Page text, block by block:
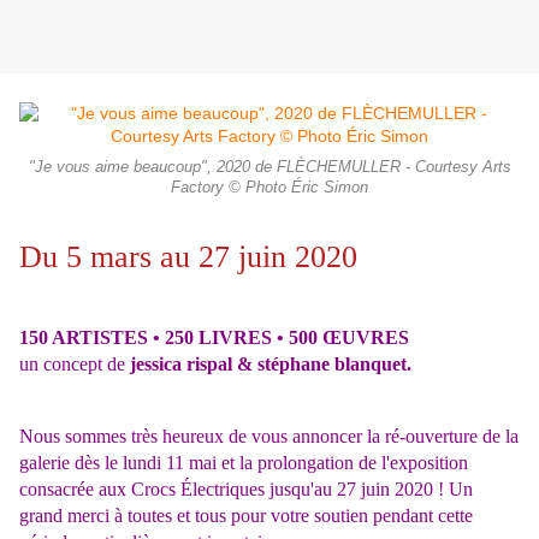
"Je vous aime beaucoup", 2020 de FLÈCHEMULLER - Courtesy Arts
Factory © Photo Éric Simon
Du 5 mars au 27 juin 2020
150 ARTISTES • 250 LIVRES • 500 ŒUVRES
un concept de jessica rispal & stéphane blanquet.
Nous sommes très heureux de vous annoncer la ré-ouverture de la
galerie dès le lundi 11 mai et la prolongation de l'exposition
consacrée aux Crocs Électriques jusqu'au 27 juin 2020 ! Un
grand merci à toutes et tous pour votre soutien pendant cette